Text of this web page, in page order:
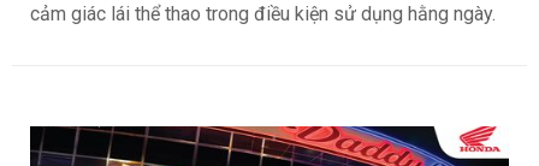
cảm giác lái thể thao trong điều kiện sử dụng hằng ngày.